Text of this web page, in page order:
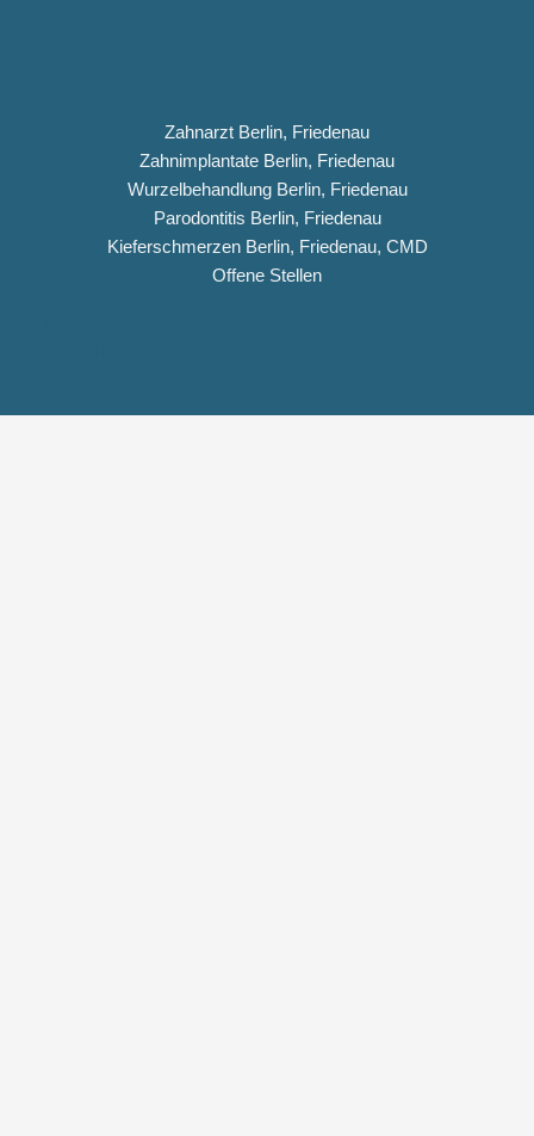
Zahnarzt Berlin, Friedenau
Zahnimplantate Berlin, Friedenau
Wurzelbehandlung Berlin, Friedenau
Parodontitis Berlin, Friedenau
Kieferschmerzen Berlin, Friedenau, CMD
Offene Stellen